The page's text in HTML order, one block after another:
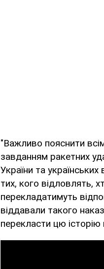
"Важливо пояснити
завданням ракетних
України та
тих, кого відловлять,
перекладатимуть
віддавали такого
перекласти цю